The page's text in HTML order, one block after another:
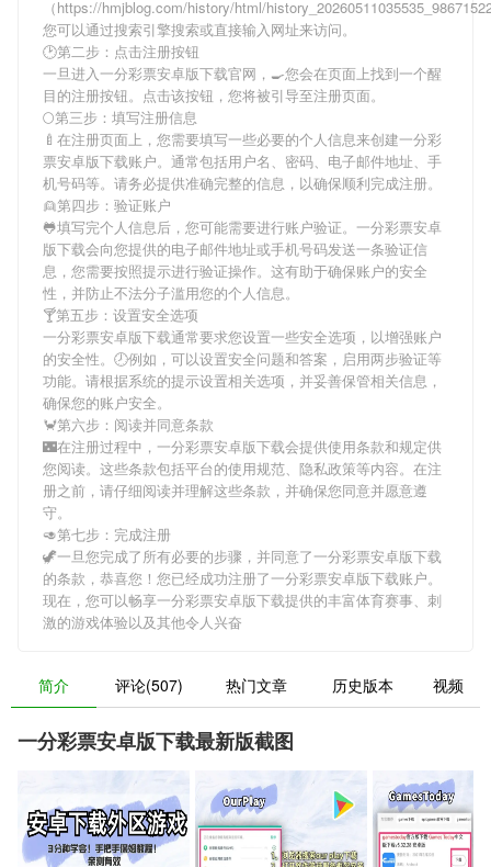
（https://hmjblog.com/history/html/
您可以通过搜索引擎搜索或直接输入网址来访问。
🕑第二步：点击注册按钮
一旦进入一分彩票安卓版下载官网，🍳您会在页面上找到一个醒
目的注册按钮。点击该按钮，您将被引导至注册页面。
🌕第三步：填写注册信息
🍼在注册页面上，您需要填写一些必要的个人信息来创建一分彩
票安卓版下载账户。通常包括用户名、密码、电子邮件地址、手
机号码等。请务必提供准确完整的信息，以确保顺利完成注册。
👱第四步：验证账户
🐸填写完个人信息后，您可能需要进行账户验证。 一分彩票安卓
版下载会向您提供的电子邮件地址或手机号码发送一条验证信
息，您需要按照提示进行验证操作。这有助于确保账户的安全
性，并防止不法分子滥用您的个人信息。
🍸第五步：设置安全选项
一分彩票安卓版下载通常要求您设置一些安全选项，以增强账户
的安全性。🕗例如，可以设置安全问题和答案，启用两步验证等
功能。请根据系统的提示设置相关选项，并妥善保管相关信息，
确保您的账户安全。
🦀第六步：阅读并同意条款
🌃在注册过程中， 一分彩票安卓版下载会提供使用条款和规定供
您阅读。这些条款包括平台的使用规范、隐私政策等内容。在注
册之前，请仔细阅读并理解这些条款，并确保您同意并愿意遵
守。
🥑第七步：完成注册
🦖一旦您完成了所有必要的步骤，并同意了一分彩票安卓版下载
的条款，恭喜您！您已经成功注册了一分彩票安卓版下载账户。
现在，您可以畅享一分彩票安卓版下载提供的丰富体育赛事、刺
激的游戏体验以及其他令人兴奋
简介 评论(507) 热门文章 历史版本 视频
一分彩票安卓版下载最新版截图